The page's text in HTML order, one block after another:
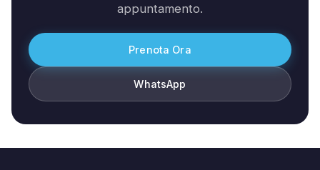
appuntamento.
Prenota Ora
WhatsApp